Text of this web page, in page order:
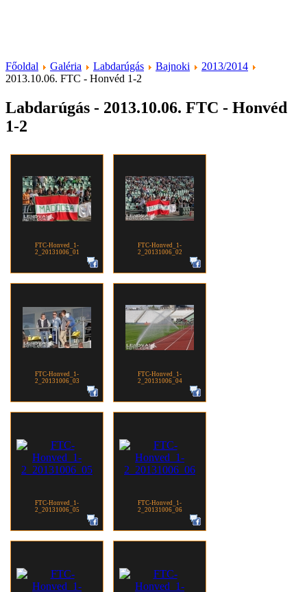
Főoldal Galéria Labdarúgás Bajnoki
2013/2014
2013.10.06. FTC - Honvéd 1-2
Labdarúgás - 2013.10.06. FTC - Honvéd
1-2
FTC-Honved_1-
2_20131006_01
FTC-Honved_1-
2_20131006_02
FTC-Honved_1-
2_20131006_03
FTC-Honved_1-
2_20131006_04
FTC-Honved_1-
2_20131006_05
FTC-Honved_1-
2_20131006_06